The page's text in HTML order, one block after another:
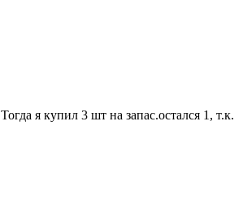
я купил 3 шт на запас.остался 1, т.к.